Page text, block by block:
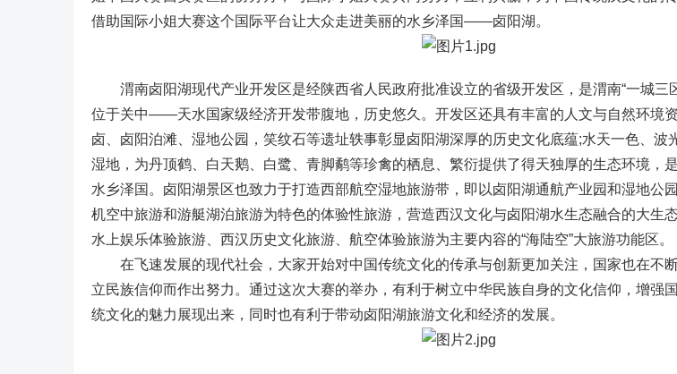
借助国际小姐大赛这个国际平台让大众走进美丽的水乡泽国——卤阳湖。
渭南卤阳湖现代产业开发区是经陕西省人民政府批准设立的省级开发区，是渭南“一城三
位于关中——天水国家级经济开发带腹地，历史悠久。开发区还具有丰富的人文与自然环境
卤、卤阳泊滩、湿地公园，笑纹石等遗址轶事彰显卤阳湖深厚的历史文化底蕴;水天一色、波
湿地，为丹顶鹤、白天鹅、白鹭、青脚鹬等珍禽的栖息、繁衍提供了得天独厚的生态环境，
水乡泽国。卤阳湖景区也致力于打造西部航空湿地旅游带，即以卤阳湖通航产业园和湿地公
机空中旅游和游艇湖泊旅游为特色的体验性旅游，营造西汉文化与卤阳湖水生态融合的大生
水上娱乐体验旅游、西汉历史文化旅游、航空体验旅游为主要内容的“海陆空”大旅游功能区。
在飞速发展的现代社会，大家开始对中国传统文化的传承与创新更加关注，国家也在不
立民族信仰而作出努力。通过这次大赛的举办，有利于树立中华民族自身的文化信仰，增强
统文化的魅力展现出来，同时也有利于带动卤阳湖旅游文化和经济的发展。